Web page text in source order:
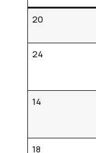
20
24
14
18